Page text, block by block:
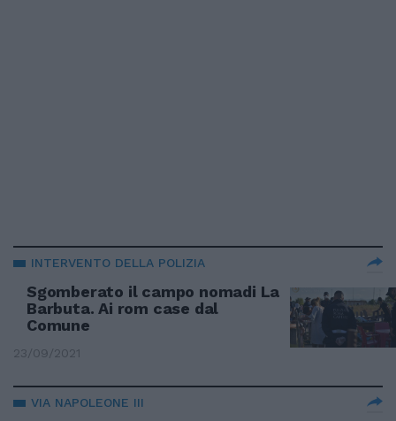
INTERVENTO DELLA POLIZIA
Sgomberato il campo nomadi La
Barbuta. Ai rom case dal
Comune
23/09/2021
VIA NAPOLEONE III